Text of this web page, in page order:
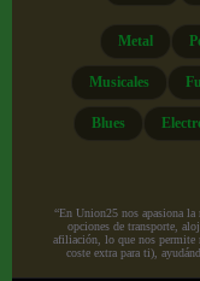
Metal
Musicales
Blues
“En Union25 nos apasiona la
opciones de transporte,
afiliación, lo que nos permite
coste extra para ti),